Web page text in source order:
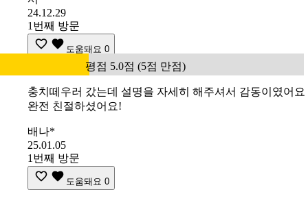
24.12.29
1번째 방문
도움돼요 0
평점 5.0점 (5점 만점)
충치떼우러 갔는데 설명을 자세히 해주셔서 감동이였어요
완전 친절하셨어요!
배나*
25.01.05
1번째 방문
도움돼요 0